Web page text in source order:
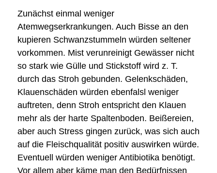
Zunächst einmal weniger
Atemwegserkrankungen. Auch Bisse an den
kupieren Schwanzstummeln würden seltener
vorkommen. Mist verunreinigt Gewässer nicht
so stark wie Gülle und Stickstoff wird z. T.
durch das Stroh gebunden. Gelenkschäden,
Klauenschäden würden ebenfalsl weniger
auftreten, denn Stroh entspricht den Klauen
mehr als der harte Spaltenboden. Beißereien,
aber auch Stress gingen zurück, was sich auch
auf die Fleischqualität positiv auswirken würde.
Eventuell würden weniger Antibiotika benötigt.
Vor allem aber käme man den Bedürfnissen